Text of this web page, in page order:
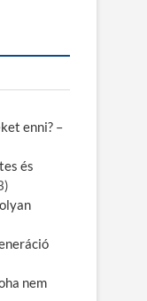
enni? –
és
nem